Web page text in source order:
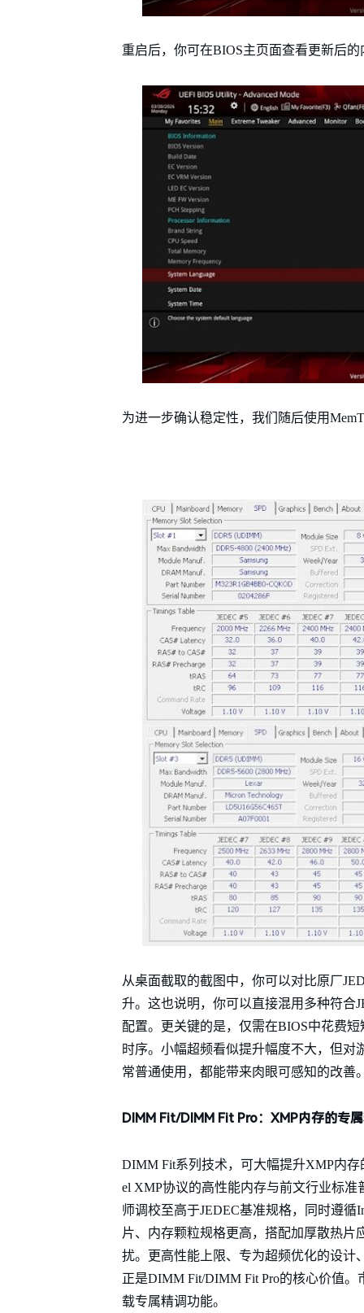
重启后，你可在BIOS主页面查看更新后的
为进一步确认稳定性，我们随后使用
从桌面截取的截图中，你可以对比原厂
升。这也说明，你可以直接混用多种符合
配置。更关键的是，仅需在BIOS中花费
时序。小幅超频看似提升幅度不大，但
常普通使用，都能带来肉眼可感知的改善
DIMM Fit/DIMM Fit Pro：XMP内存的专
DIMM Fit系列技术，可大幅提升XMP内
el XMP协议的高性能内存与前文行业标
师调校至高于JEDEC基准规格，同时遵
片、内存颗粒规格更高，搭配加厚散热
扰。更高性能上限、专为超频优化的设计
正是DIMM Fit/DIMM Fit Pro的核心价值
载专属精调功能。